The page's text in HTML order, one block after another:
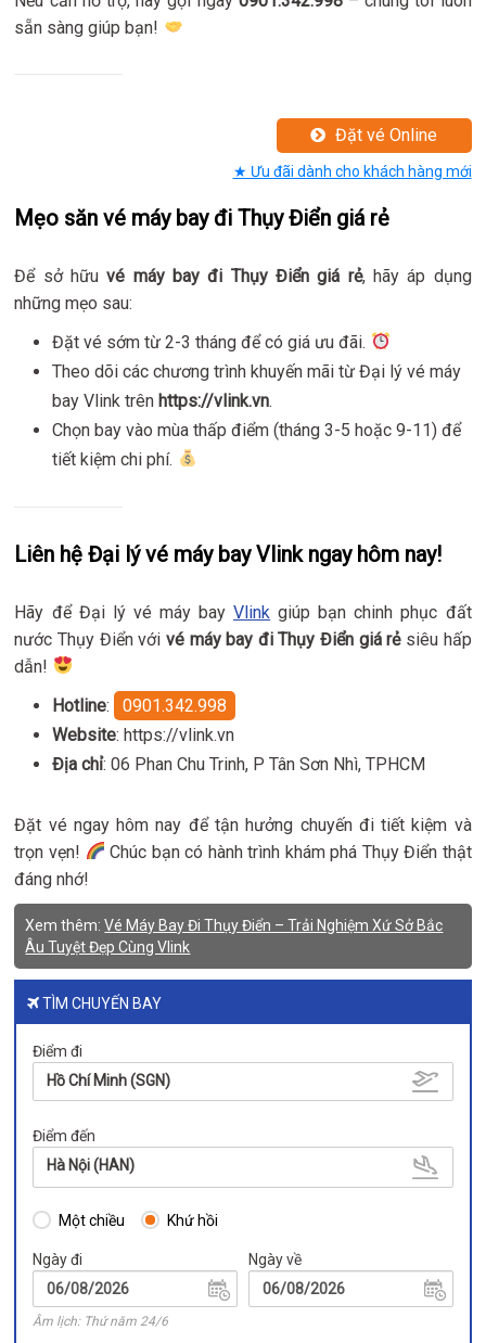
sẵn sàng giúp bạn!
Đặt vé Online
★ Ưu đãi dành cho khách hàng mới
Mẹo săn vé máy bay đi Thụy Điển giá rẻ
Để sở hữuvé máy bay đi Thụy Điển giá rẻ, hãy áp dụng
những mẹo sau:
Đặt vé sớm từ 2-3 tháng để có giá ưu đãi.
Theo dõi các chương trình khuyến mãi từ Đại lý vé máy
bay Vlink trên https://vlink.vn.
Chọn bay vào mùa thấp điểm (tháng 3-5 hoặc 9-11) để
tiết kiệm chi phí.
Liên hệ Đại lý vé máy bay Vlink ngay hôm nay!
Hãy để Đại lý vé máy bayVlink giúp bạn chinh phục đất
nước Thụy Điển với vé máy bay đi Thụy Điển giá rẻsiêu hấp
dẫn!
Hotline:
0901.342.998
Website: https://vlink.vn
Địa chỉ: 06 Phan Chu Trinh, P Tân Sơn Nhì, TPHCM
Đặt vé ngay hôm nay để tận hưởng chuyến đi tiết kiệm và
trọn vẹn!
Chúc bạn có hành trình khám phá Thụy Điển thật
đáng nhớ!
Xem thêm:Vé Máy Bay Đi Thụy Điển – Trải Nghiệm Xứ Sở Bắc
Âu Tuyệt Đẹp Cùng Vlink
TÌM CHUYẾN BAY
Điểm đi
Hồ Chí Minh (SGN)
Điểm đến
Hà Nội (HAN)
Một chiều Khứ hồi
Ngày đi
Âm lịch: Thứ năm 24/6
Ngày về